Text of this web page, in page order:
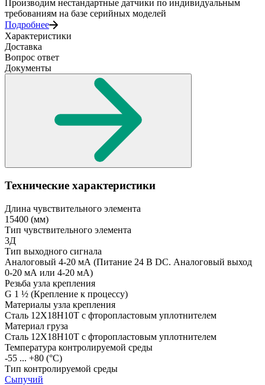
Производим нестандартные датчики по индивидуальным
требованиям на базе серийных моделей
Подробнее
Характеристики
Доставка
Вопрос ответ
Документы
Технические характеристики
Длина чувствительного элемента
15400 (мм)
Тип чувствительного элемента
3Д
Тип выходного сигнала
Аналоговый 4-20 мА (Питание 24 В DC. Аналоговый выход
0-20 мА или 4-20 мА)
Резьба узла крепления
G 1 ½ (Крепление к процессу)
Материалы узла крепления
Сталь 12Х18Н10Т с фторопластовым уплотнителем
Материал груза
Сталь 12Х18Н10Т с фторопластовым уплотнителем
Температура контролируемой среды
-55 ... +80 (°С)
Тип контролируемой среды
Сыпучий